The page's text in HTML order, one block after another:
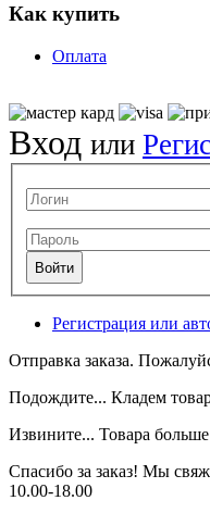
Как купить
Оплата
Вход или
Регистрация или
Отправка заказа.
Подождите... Кладем
Извините... Товара
Спасибо за заказ! Мы
10.00-18.00